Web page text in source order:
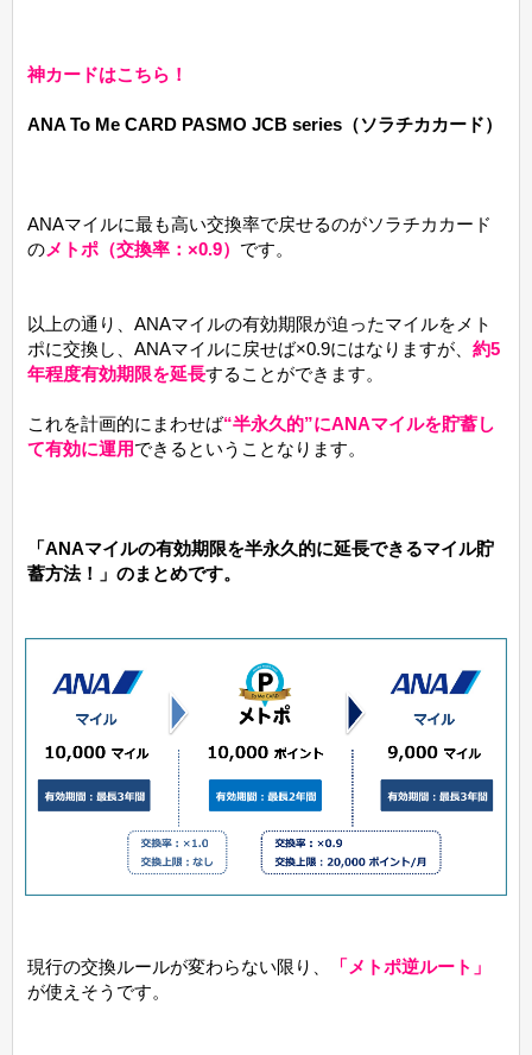
神カードはこちら！
ANA To Me CARD PASMO JCB series（ソラチカカード）
ANAマイルに最も高い交換率で戻せるのがソラチカカード
のメトポ（交換率：×0.9） です。
以上の通り、ANAマイルの有効期限が迫ったマイルをメト
ポに交換し、ANAマイルに戻せば×0.9にはなりますが、 約5
年程度有効期限を延長することができます。
これを計画的にまわせば“半永久的”にANAマイルを貯蓄し
て有効に運用できるということなります。
「ANAマイルの有効期限を半永久的に延長できるマイル貯
蓄方法！」のまとめです。
現行の交換ルールが変わらない限り、
「メトポ逆ルート」
が使えそうです。